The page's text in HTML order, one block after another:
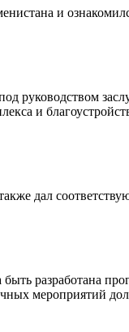
и
руководством
и
дал
разработана
мероприятий